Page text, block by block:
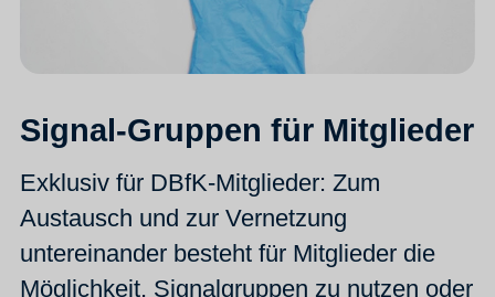
Signal-Gruppen für Mitglieder
Exklusiv für DBfK-Mitglieder: Zum
Austausch und zur Vernetzung
untereinander besteht für Mitglieder die
Möglichkeit, Signalgruppen zu nutzen oder